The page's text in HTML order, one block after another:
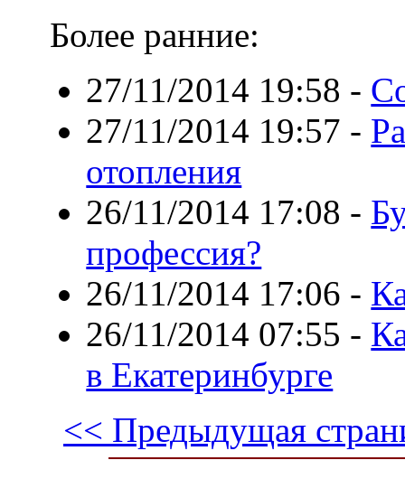
Более ранние:
27/11/2014 19:58 -
27/11/2014 19:57 -
отопления
26/11/2014 17:08 -
профессия?
26/11/2014 17:06 -
26/11/2014 07:55 -
в Екатеринбурге
<< Предыдущая